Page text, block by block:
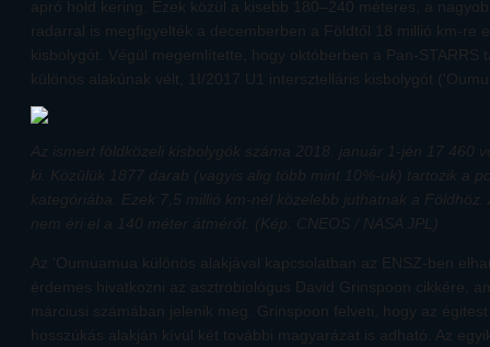
apró hold kering. Ezek közül a kisebb 180–240 méteres, a
radarral is megfigyelték a decemberben a Földtől 18 millió km-re
kisbolygót. Végül megemlítette, hogy októberben a Pan-STARRS
különös alakúnak vélt, 1I/2017 U1 intersztelláris kisbolygót
Az ismert földközeli kisbolygók száma 2018. január 1-jén 17 460
ki. Közülük 1877 darab (vagyis alig több mint 10%-uk) tartozik a
kategóriába. Ezek 7,5 millió km-nél közelebb juthatnak a Földhöz.
nem éri el a 140 méter átmérőt. (Kép: CNEOS / NASA JPL)
Az 'Oumuamua különös alakjával kapcsolatban az ENSZ-ben
érdemes hivatkozni az asztrobiológus David Grinspoon cikkére,
márciusi számában jelenik meg. Grinspoon felveti, hogy az
hosszúkás alakján kívül két további magyarázat is adható. Az